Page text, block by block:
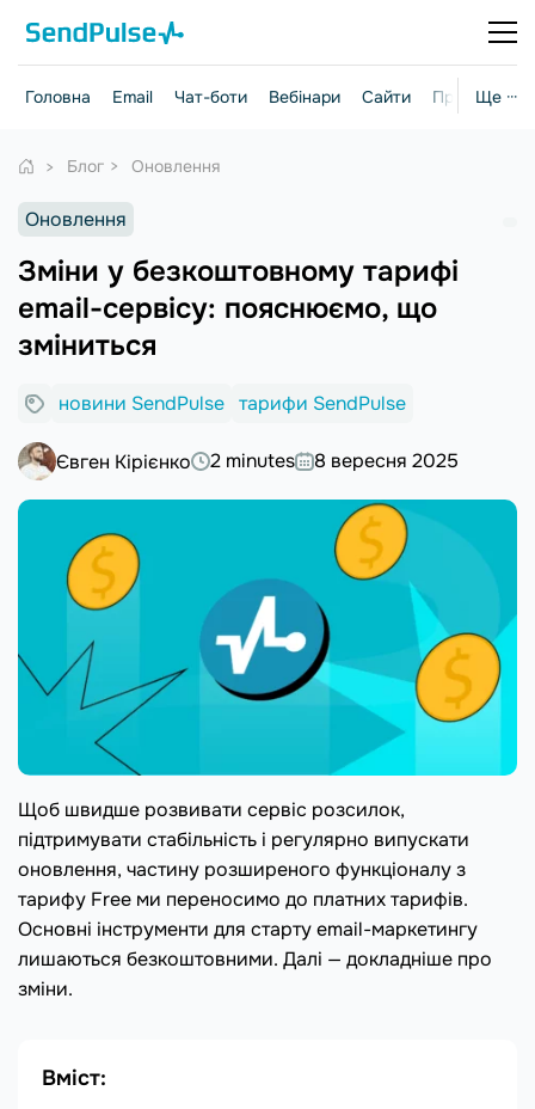
Ще ···
Головна Email Чат-боти Вебінари Сайти Практичні
Блог Оновлення
Оновлення
Зміни у безкоштовному тарифі
email-сервісу: пояснюємо, що
зміниться
новини SendPulse тарифи SendPulse
Євген Кірієнко 2 minutes 8 вересня 2025
Щоб швидше розвивати сервіс розсилок,
підтримувати стабільність і регулярно випускати
оновлення, частину розширеного функціоналу з
тарифу Free ми переносимо до платних тарифів.
Основні інструменти для старту email-маркетингу
лишаються безкоштовними. Далі — докладніше про
зміни.
Вміст: